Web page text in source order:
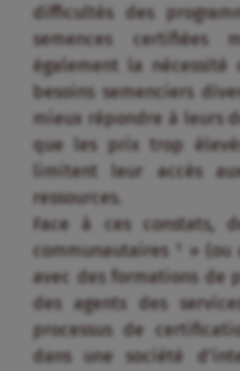
difficultés des
semences certifiées
également la
besoins semenciers
mieux répondre à leurs
que les prix trop
limitent leur accès
ressources.
Face à ces constats,
communautaires ¹ »
avec des formations de
des agents des
processus de
dans une société